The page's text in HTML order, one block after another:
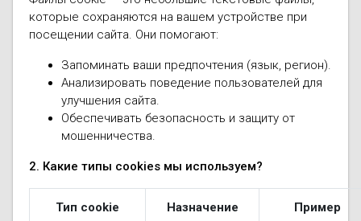
которые сохраняются на вашем устройстве при
посещении сайта. Они помогают:
Запоминать ваши предпочтения (язык, регион).
Анализировать поведение пользователей для
улучшения сайта.
Обеспечивать безопасность и защиту от
мошенничества.
2. Какие типы cookies мы используем?
Тип cookie Назначение Пример
Моноблоки
VRF
блоки (ККБ)
Чиллеры
Водяные
Электрокамины
Сушилки для